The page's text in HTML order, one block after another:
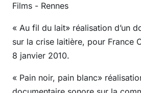
Films - Rennes
« Au fil du lait» réalisation d’un
sur la crise laitière, pour France
8 janvier 2010.
« Pain noir, pain blanc»